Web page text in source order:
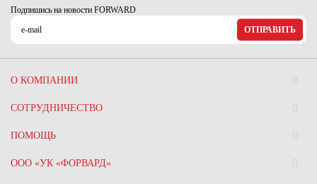
Челябинская область (2)
Подпишись на новости FORWARD
ОТПРАВИТЬ
О КОМПАНИИ
СОТРУДНИЧЕСТВО
ПОМОЩЬ
ООО «УК «ФОРВАРД»